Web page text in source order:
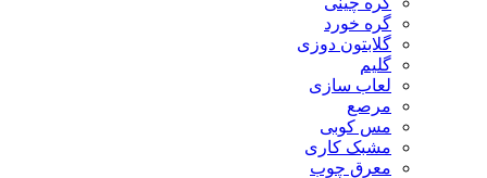
گره خورد
گلابتون دوزی
گلیم
لعاب سازی
مرصع
مس کوبی
مشبک کاری
معرق چوب